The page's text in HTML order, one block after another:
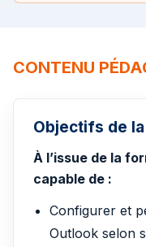
CONTENU
Objectifs de
À l’issue de la
capable de :
Configurer et
Outlook selon